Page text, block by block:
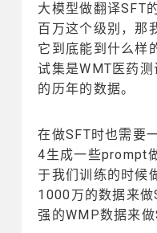
大模型做翻译SFT
百万这个级别，那
它到底能到什么样
试集是WMT医药
的历年的数据。
在做SFT时也需要
4生成一些prompt
于我们训练的时候
1000万的数据来做
强的WMP数据来做